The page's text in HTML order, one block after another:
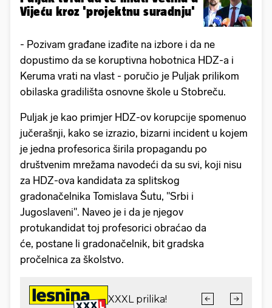
Vijeću kroz 'projektnu suradnju'
- Pozivam građane izađite na izbore i da ne
dopustimo da se koruptivna hobotnica HDZ-a i
Keruma vrati na vlast - poručio je Puljak prilikom
obilaska gradilišta osnovne škole u Stobreču.
Puljak je kao primjer HDZ-ov korupcije spomenuo
jučerašnji, kako se izrazio, bizarni incident u kojem
je jedna profesorica širila propagandu po
društvenim mrežama navodeći da su svi, koji nisu
za HDZ-ova kandidata za splitskog
gradonačelnika Tomislava Šutu, "Srbi i
Jugoslaveni". Naveo je i da je njegov
protukandidat toj profesorici obraćao da
će, postane li gradonačelnik, bit gradska
pročelnica za školstvo.